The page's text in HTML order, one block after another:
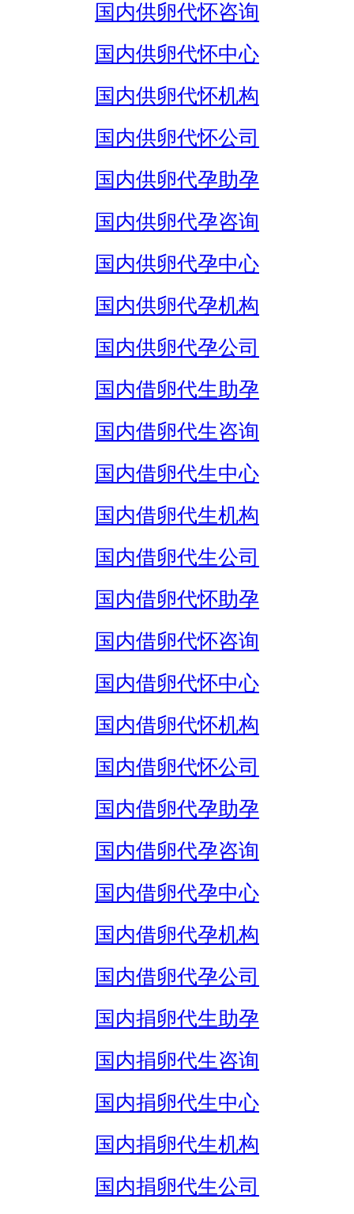
国内供卵代怀咨询
国内供卵代怀中心
国内供卵代怀机构
国内供卵代怀公司
国内供卵代孕助孕
国内供卵代孕咨询
国内供卵代孕中心
国内供卵代孕机构
国内供卵代孕公司
国内借卵代生助孕
国内借卵代生咨询
国内借卵代生中心
国内借卵代生机构
国内借卵代生公司
国内借卵代怀助孕
国内借卵代怀咨询
国内借卵代怀中心
国内借卵代怀机构
国内借卵代怀公司
国内借卵代孕助孕
国内借卵代孕咨询
国内借卵代孕中心
国内借卵代孕机构
国内借卵代孕公司
国内捐卵代生助孕
国内捐卵代生咨询
国内捐卵代生中心
国内捐卵代生机构
国内捐卵代生公司